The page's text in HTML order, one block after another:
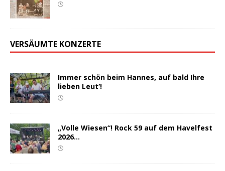
VERSÄUMTE KONZERTE
Immer schön beim Hannes, auf bald Ihre
lieben Leut‘!
„Volle Wiesen“! Rock 59 auf dem Havelfest
2026…